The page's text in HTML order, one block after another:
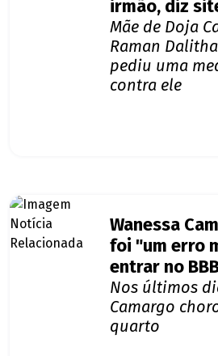
irmão, diz
Mãe de Doja
Raman
pediu uma
contra ele
Wanessa
foi "um erro
entrar no
Nos últimos
Camargo
quarto